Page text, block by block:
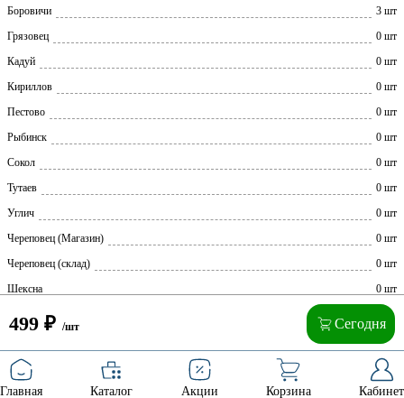
Боровичи
3 шт
Грязовец
0 шт
Кадуй
0 шт
Кириллов
0 шт
Пестово
0 шт
Рыбинск
0 шт
Сокол
0 шт
Тутаев
0 шт
Углич
0 шт
Череповец (Магазин)
0 шт
Череповец (склад)
0 шт
Шексна
0 шт
499 ₽ /шт Сегодня
Главная Каталог Акции Корзина Кабинет